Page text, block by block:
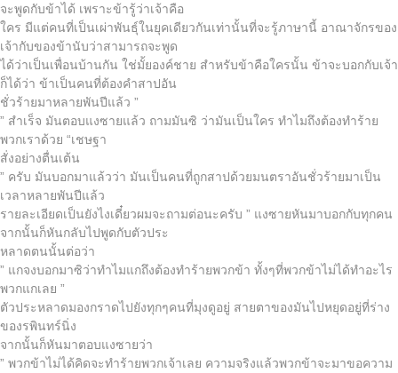
จะพูดกับข้าได้ เพราะข้ารู้ว่าเจ้าคือ
ใคร มีแต่คนที่เป็นเผ่าพันธุ์ในยุคเดียวกันเท่านั้นที่จะรู้ภาษานี้ อาณาจักรของ
เจ้ากับของข้านับว่าสามารถจะพูด
ได้ว่าเป็นเพื่อนบ้านกัน ใช่มั้ยองค์ชาย สำหรับข้าคือใครนั้น ข้าจะบอกกับเจ้า
ก็ได้ว่า ข้าเป็นคนที่ต้องคำสาปอัน
ชั่วร้ายมาหลายพันปีแล้ว ”
” สำเร็จ มันตอบแงซายแล้ว ถามมันซิ ว่ามันเป็นใคร ทำไมถึงต้องทำร้าย
พวกเราด้วย “เชษฐา
สั่งอย่างตื่นเต้น
” ครับ มันบอกมาแล้วว่า มันเป็นคนที่ถูกสาปด้วยมนตราอันชั่วร้ายมาเป็น
เวลาหลายพันปีแล้ว
รายละเอียดเป็นยังไงเดี๋ยวผมจะถามต่อนะครับ ” แงซายหันมาบอกกับทุกคน
จากนั้นก็หันกลับไปพูดกับตัวประ
หลาดตนนั้นต่อว่า
” แกจงบอกมาซิว่าทำไมแกถึงต้องทำร้ายพวกข้า ทั้งๆที่พวกข้าไม่ได้ทำอะไร
พวกแกเลย ”
ตัวประหลาดมองกราดไปยังทุกๆคนที่มุงดูอยู่ สายตาของมันไปหยุดอยู่ที่ร่าง
ของรพินทร์นิ่ง
จากนั้นก็หันมาตอบแงซายว่า
” พวกข้าไม่ได้คิดจะทำร้ายพวกเจ้าเลย ความจริงแล้วพวกข้าจะมาขอความ